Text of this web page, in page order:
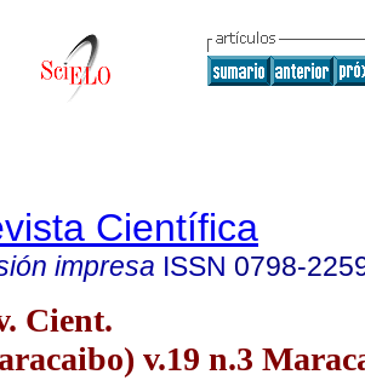
Científica
impresa ISSN 0798-
Cient.
v.19 n.3